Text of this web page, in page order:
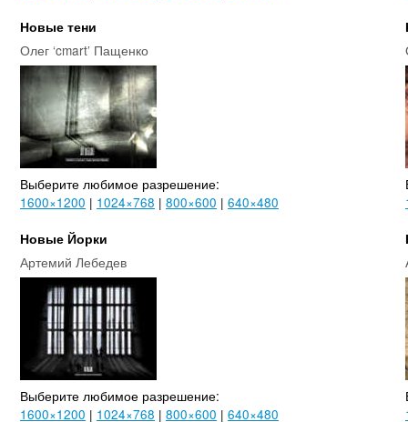
Новые тени
Олег ‘cmart’ Пащенко
Выберите любимое разрешение:
1600×1200 | 1024×768 | 800×600 | 640×480
Новые Йорки
Артемий Лебедев
Выберите любимое разрешение:
1600×1200 | 1024×768 | 800×600 | 640×480